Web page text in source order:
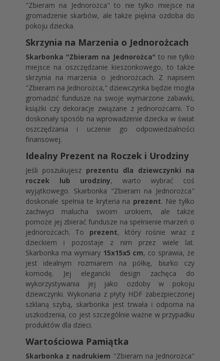
"Zbieram na Jednorożca" to nie tylko miejsce na
gromadzenie skarbów, ale także piękna ozdoba do
pokoju dziecka.
Skrzynia na Marzenia o Jednorożcach
Skarbonka "Zbieram na Jednorożca" to nie tylko
miejsce na oszczędzanie kieszonkowego, to także
skrzynia na marzenia o jednorożcach. Z napisem
"Zbieram na Jednorożca," dziewczynka będzie mogła
gromadzić fundusze na swoje wymarzone zabawki,
książki czy dekoracje związane z jednorożcami. To
doskonały sposób na wprowadzenie dziecka w świat
oszczędzania i uczenie go odpowiedzialności
finansowej.
Idealny Prezent na Roczek i Urodziny
Jeśli poszukujesz prezentu dla dziewczynki na
roczek lub urodziny, warto wybrać coś
wyjątkowego. Skarbonka "Zbieram na Jednorożca"
doskonale spełnia te kryteria na prezent. Nie tylko
zachwyci malucha swoim urokiem, ale także
pomoże jej zbierać fundusze na spełnienie marzeń o
jednorożcach. To prezent, który rośnie wraz z
dzieckiem i pozostaje z nim przez wiele lat.
Skarbonka ma wymiary 15x15x5 cm, co sprawia, że
jest idealnym rozmiarem na półkę, biurko czy
komodę. Jej elegancki design zachęca do
wykorzystywania jej jako ozdoby w pokoju
dziewczynki. Wykonana z płyty HDF zabezpieczonej
szklaną szybą, skarbonka jest trwała i odporna na
uszkodzenia, co jest szczególnie ważne w przypadku
produktów dla dzieci.
Wartościowa Pamiątka
Skarbonka z nadrukiem "Zbieram na Jednorożca"